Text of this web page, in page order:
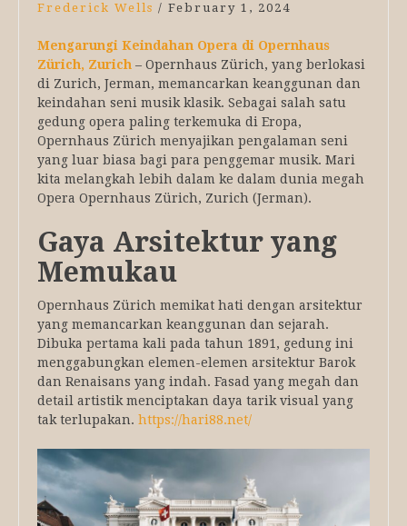
Frederick Wells / February 1, 2024
Mengarungi Keindahan Opera di Opernhaus
Zürich, Zurich – Opernhaus Zürich, yang berlokasi
di Zurich, Jerman, memancarkan keanggunan dan
keindahan seni musik klasik. Sebagai salah satu
gedung opera paling terkemuka di Eropa,
Opernhaus Zürich menyajikan pengalaman seni
yang luar biasa bagi para penggemar musik. Mari
kita melangkah lebih dalam ke dalam dunia megah
Opera Opernhaus Zürich, Zurich (Jerman).
Gaya Arsitektur yang
Memukau
Opernhaus Zürich memikat hati dengan arsitektur
yang memancarkan keanggunan dan sejarah.
Dibuka pertama kali pada tahun 1891, gedung ini
menggabungkan elemen-elemen arsitektur Barok
dan Renaisans yang indah. Fasad yang megah dan
detail artistik menciptakan daya tarik visual yang
tak terlupakan. https://hari88.net/